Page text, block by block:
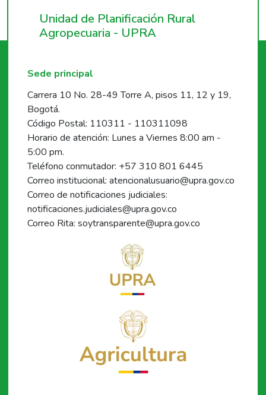
Unidad de Planificación Rural
Agropecuaria - UPRA
Sede principal
Carrera 10 No. 28-49 Torre A, pisos 11, 12 y 19,
Bogotá.
Código Postal: 110311 - 110311098
Horario de atención: Lunes a Viernes 8:00 am -
5:00 pm.
Teléfono conmutador: +57 310 801 6445
Correo institucional: atencionalusuario@upra.gov.co
Correo de notificaciones judiciales:
notificaciones.judiciales@upra.gov.co
Correo Rita: soytransparente@upra.gov.co